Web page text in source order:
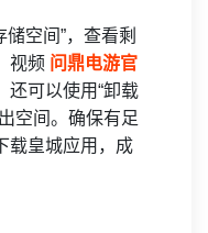
储空间”，查看剩
视频 问鼎电游官
还可以使用“卸载
空间。确保有足
载皇城应用，成